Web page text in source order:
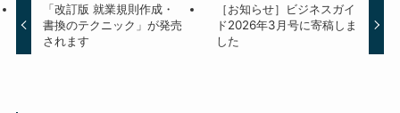
「改訂版 就業規則作成・
書換のテクニック」が発売
されます
［お知らせ］ビジネスガイ
ド2026年3月号に寄稿しま
した